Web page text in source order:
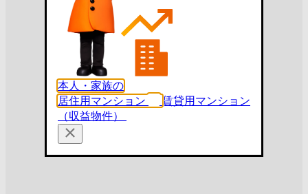
本人・家族の
居住用マンション
賃貸用マンション
（収益物件）